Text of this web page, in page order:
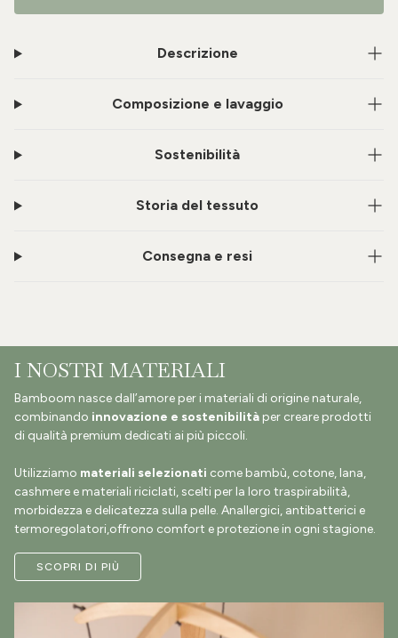
Descrizione
Composizione e lavaggio
Sostenibilità
Storia del tessuto
Consegna e resi
I NOSTRI MATERIALI
Bamboom nasce dall’amore per i materiali di origine naturale,
combinando innovazione e sostenibilità per creare prodotti
di qualità premium dedicati ai più piccoli.
Utilizziamo materiali selezionati come bambù, cotone, lana,
cashmere e materiali riciclati, scelti per la loro traspirabilità,
morbidezza e delicatezza sulla pelle. Anallergici, antibatterici e
termoregolatori,offrono comfort e protezione in ogni stagione.
SCOPRI DI PIÙ